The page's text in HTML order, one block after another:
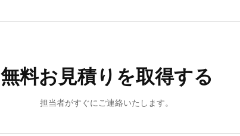
無料お見積りを取得する
担当者がすぐにご連絡いたします。